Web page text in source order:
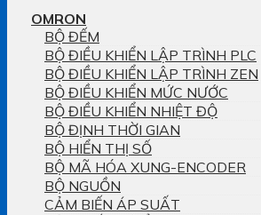
OMRON
BỘ ĐẾM
BỘ ĐIỀU KHIỂN LẬP TRÌNH PLC
BỘ ĐIỀU KHIỂN LẬP TRÌNH ZEN
BỘ ĐIỀU KHIỂN MỨC NƯỚC
BỘ ĐIỀU KHIỂN NHIỆT ĐỘ
BỘ ĐỊNH THỜI GIAN
BỘ HIỂN THỊ SỐ
BỘ MÃ HÓA XUNG-ENCODER
BỘ NGUỒN
CẢM BIẾN ÁP SUẤT